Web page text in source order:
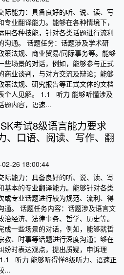
际能力：具备良好的听、说、读、写
专业翻译能力。能够在各种情境下，
用各种技能，针对各类话题进行流利
沟通。 话题任务：话题涉及学术研
策法规、商业贸易/同际事务等。能够
些场景的对话，例如，能够参与正式
商业谈判，与对方交流及辩论；能够
策法规、研究报告等正式文体的文档
个人见解。 1.1 听力 能够听懂涉及
题内容，语速...
考试8级语言能力要求
、口语、阅读、写作、翻
02-26 18:00:44
际能力：具备良好的听、说、读、写
基本的专业翻译能力。能够针对各类
或专业话题进行较为规范、流利、得
通。 话题任务内容：话题涉及语言文
治经济、法律事务、哲学、历史等。
成一些场景的对话，例如，能够就哲
教、时事等话题进行深度沟通；够在
纷时表达观点，提出质疑，申诉理
听力 能够听得懂8级听力、语速正
...